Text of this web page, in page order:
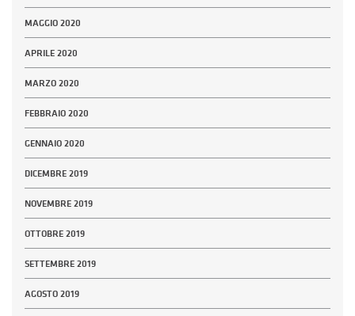
MAGGIO 2020
APRILE 2020
MARZO 2020
FEBBRAIO 2020
GENNAIO 2020
DICEMBRE 2019
NOVEMBRE 2019
OTTOBRE 2019
SETTEMBRE 2019
AGOSTO 2019